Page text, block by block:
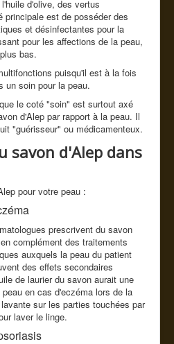
d'olive, des vertus
principale est de posséder des
et désinfectantes pour la
pour les affections de la peau,
bas.
puisqu'il est à la fois
un soin pour la peau.
le coté "soin" est surtout axé
d'Alep par rapport à la peau. Il
"guérisseur" ou médicamenteux.
savon d'Alep dans
pour votre peau :
prescrivent du savon
complément des traitements
auxquels la peau du patient
des effets secondaires
de laurier du savon aurait une
en cas d'eczéma lors de la
sur les parties touchées par
laver le linge.